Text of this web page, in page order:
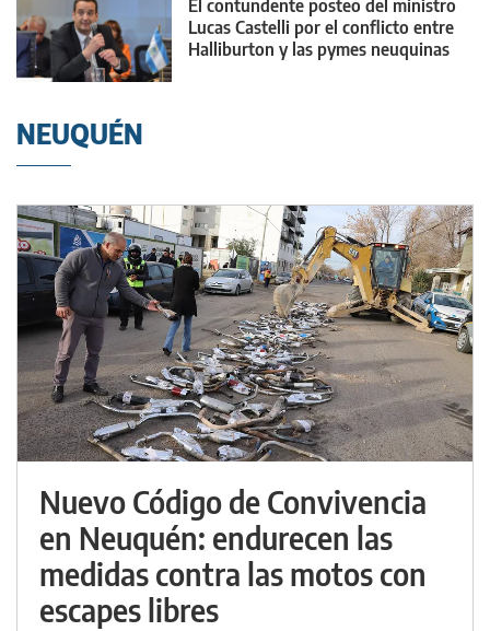
El contundente posteo del ministro
Lucas Castelli por el conflicto entre
Halliburton y las pymes neuquinas
NEUQUÉN
Nuevo Código de Convivencia
en Neuquén: endurecen las
medidas contra las motos con
escapes libres